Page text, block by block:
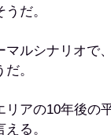
だ。
マルシナリオで
。
リアの10年後の
る。